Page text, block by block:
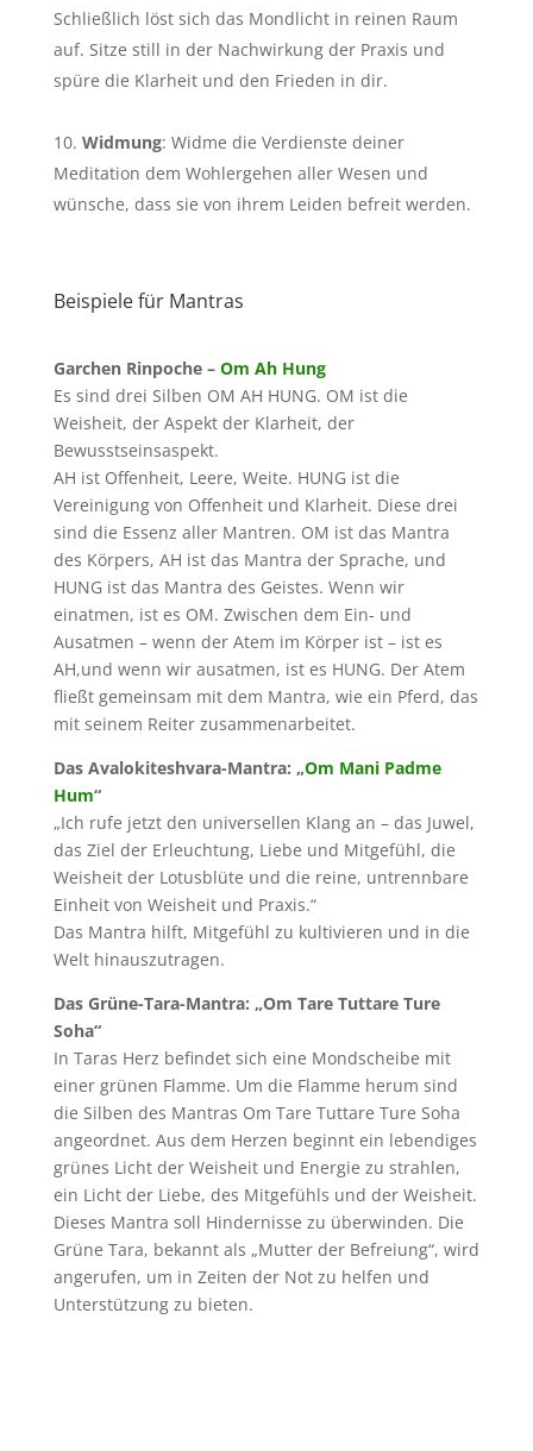
Schließlich löst sich das Mondlicht in reinen Raum
auf. Sitze still in der Nachwirkung der Praxis und
spüre die Klarheit und den Frieden in dir.
Widmung: Widme die Verdienste deiner
Meditation dem Wohlergehen aller Wesen und
wünsche, dass sie von ihrem Leiden befreit werden.
Beispiele für Mantras
Garchen Rinpoche –Om Ah Hung
Es sind drei Silben OM AH HUNG. OM ist die
Weisheit, der Aspekt der Klarheit, der
Bewusstseinsaspekt.
AH ist Offenheit, Leere, Weite. HUNG ist die
Vereinigung von Offenheit und Klarheit. Diese drei
sind die Essenz aller Mantren. OM ist das Mantra
des Körpers, AH ist das Mantra der Sprache, und
HUNG ist das Mantra des Geistes. Wenn wir
einatmen, ist es OM. Zwischen dem Ein- und
Ausatmen – wenn der Atem im Körper ist – ist es
AH,und wenn wir ausatmen, ist es HUNG. Der Atem
fließt gemeinsam mit dem Mantra, wie ein Pferd, das
mit seinem Reiter zusammenarbeitet.
Das Avalokiteshvara-Mantra: „Om Mani Padme
Hum“
„Ich rufe jetzt den universellen Klang an – das Juwel,
das Ziel der Erleuchtung, Liebe und Mitgefühl, die
Weisheit der Lotusblüte und die reine, untrennbare
Einheit von Weisheit und Praxis.“
Das Mantra hilft, Mitgefühl zu kultivieren und in die
Welt hinauszutragen.
Das Grüne-Tara-Mantra: „Om Tare Tuttare Ture
Soha“
In Taras Herz befindet sich eine Mondscheibe mit
einer grünen Flamme. Um die Flamme herum sind
die Silben des Mantras Om Tare Tuttare Ture Soha
angeordnet. Aus dem Herzen beginnt ein lebendiges
grünes Licht der Weisheit und Energie zu strahlen,
ein Licht der Liebe, des Mitgefühls und der Weisheit.
Dieses Mantra soll Hindernisse zu überwinden. Die
Grüne Tara, bekannt als „Mutter der Befreiung“, wird
angerufen, um in Zeiten der Not zu helfen und
Unterstützung zu bieten.